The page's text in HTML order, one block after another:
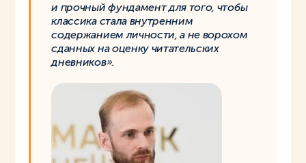
и прочный фундамент для того, чтобы
классика стала внутренним
содержанием личности, а не ворохом
сданных на оценку читательских
дневников».